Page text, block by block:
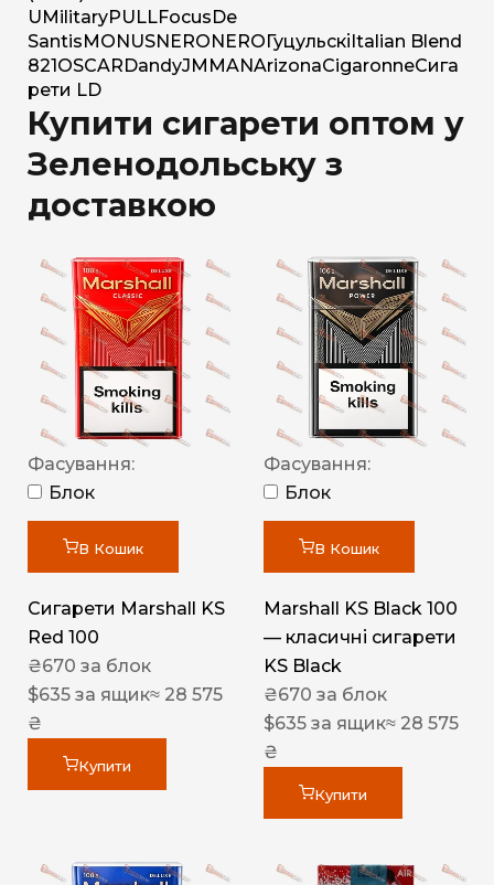
U MilitaryPULLFocus De
Santis MONUSNERO NERO Гуцульскі Italian Blend
821 OSCAR DandyJM MANArizonaCigaronneСига
рети LD
Купити сигарети оптом у
Зеленодольську з
доставкою
Фасування:
Блок
В Кошик
Сигарети Marshall KS
Red 100
₴670 за блок
$635 за ящик≈ 28 575
₴
Купити
Фасування:
Блок
В Кошик
Marshall KS Black 100
— класичні сигарети
KS Black
₴670 за блок
$635 за ящик≈ 28 575
₴
Купити